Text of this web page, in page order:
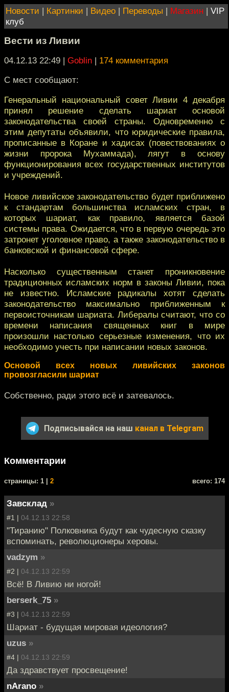
Новости | Картинки | Видео | Переводы | Магазин | VIP
клуб
Вести из Ливии
04.12.13 22:49 | Goblin | 174 комментария
С мест сообщают:
Генеральный национальный совет Ливии 4 декабря
принял решение сделать шариат основой
законодательства своей страны. Одновременно с
этим депутаты объявили, что юридические правила,
прописанные в Коране и хадисах (повествованиях о
жизни пророка Мухаммада), лягут в основу
функционирования всех государственных институтов
и учреждений.
Новое ливийское законодательство будет приближено
к стандартам большинства исламских стран, в
которых шариат, как правило, является базой
системы права. Ожидается, что в первую очередь это
затронет уголовное право, а также законодательство в
банковской и финансовой сфере.
Насколько существенным станет проникновение
традиционных исламских норм в законы Ливии, пока
не известно. Исламские радикалы хотят сделать
законодательство максимально приближенным к
первоисточникам шариата. Либералы считают, что со
времени написания священных книг в мире
произошли настолько серьезные изменения, что их
необходимо учесть при написании новых законов.
Основой всех новых ливийских законов
провозгласили шариат
Собственно, ради этого всё и затевалось.
Подписывайся на наш канал в Telegram
Комментарии
cтраницы: 1 | 2 всего: 174
Завсклад »
#1 | 04.12.13 22:58
"Тиранию" Полковника будут как чудесную сказку
вспоминать, революционеры херовы.
vadzym »
#2 | 04.12.13 22:59
Всё! В Ливию ни ногой!
berserk_75 »
#3 | 04.12.13 22:59
Шариат - будущая мировая идеология?
uzus »
#4 | 04.12.13 22:59
Да здравствует просвещение!
nArano »